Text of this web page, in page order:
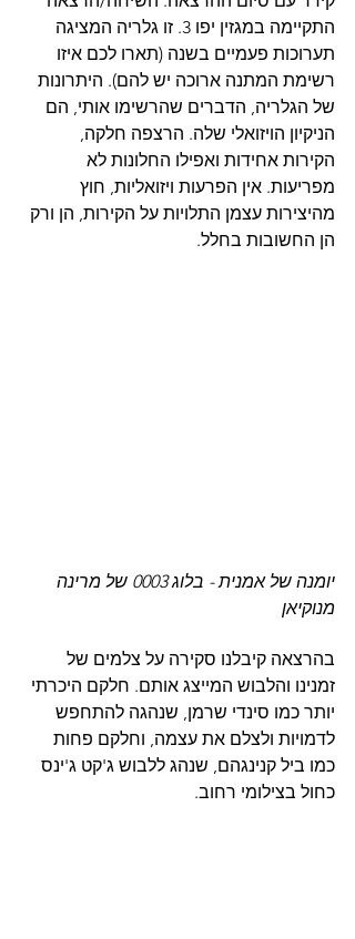
התקיימה במגזין יפו 3. זו גלריה המציגה
תערוכות פעמיים בשנה (תארו לכם איזו
רשימת המתנה ארוכה יש להם). היתרונות
של הגלריה, הדברים שהרשימו אותי, הם
הניקיון הויזואלי שלה. הרצפה חלקה,
הקירות אחידות ואפילו החלונות לא
מפריעות. אין הפרעות ויזואליות, חוץ
מהיצירות עצמן התלויות על הקירות, הן ורק
הן החשובות בחלל.
יומנה של אמנית - בלוג 0003 של מרינה
מנוקיאן
בהרצאה קיבלנו סקירה על צלמים של
זמנינו והלבוש המייצג אותם. חלקם היכרתי
יותר כמו סינדי שרמן, שנהגה להתחפש
לדמויות ולצלם את עצמה, וחלקם פחות
כמו ביל קנינגהם, שנהג ללבוש ג'קט ג'ינס
כחול בצילומי רחוב.